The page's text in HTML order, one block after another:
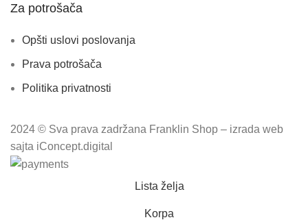
Za potrošača
Opšti uslovi poslovanja
Prava potrošača
Politika privatnosti
2024 © Sva prava zadržana Franklin Shop – izrada web
sajta iConcept.digital
Lista želja
Korpa